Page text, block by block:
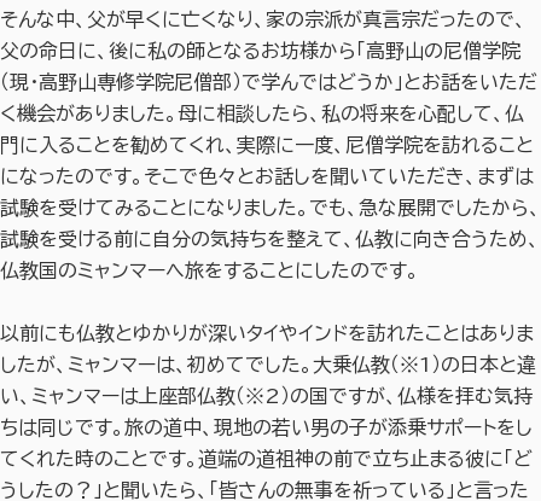
そんな中、父が早くに亡くなり、家の宗派が真言宗だったので、
父の命日に、後に私の師となるお坊様から「高野山の尼僧学院
（現・高野山専修学院尼僧部）で学んではどうか」とお話をいただ
く機会がありました。母に相談したら、私の将来を心配して、仏
門に入ることを勧めてくれ、実際に一度、尼僧学院を訪れること
になったのです。そこで色々とお話しを聞いていただき、まずは
試験を受けてみることになりました。でも、急な展開でしたから、
試験を受ける前に自分の気持ちを整えて、仏教に向き合うため、
仏教国のミャンマーへ旅をすることにしたのです。
以前にも仏教とゆかりが深いタイやインドを訪れたことはありま
したが、ミャンマーは、初めてでした。大乗仏教（※1）の日本と違
い、ミャンマーは上座部仏教（※2）の国ですが、仏様を拝む気持
ちは同じです。旅の道中、現地の若い男の子が添乗サポートをし
てくれた時のことです。道端の道祖神の前で立ち止まる彼に「ど
うしたの？」と聞いたら、「皆さんの無事を祈っている」と言った